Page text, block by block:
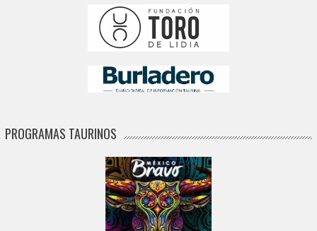
PROGRAMAS TAURINOS